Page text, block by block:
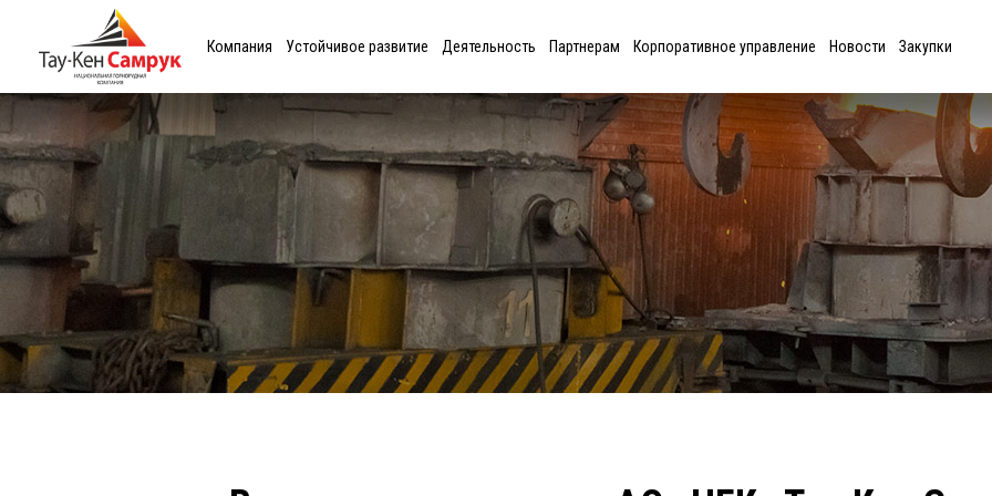
Компания Устойчивое развитие Деятельность Партнерам Корпоративное управление Новости Закупки